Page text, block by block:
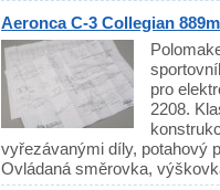
Aeronca C-3 Collegian
pro
2208.
vyřezávanými díly, potahový
Ovládaná směrovka,